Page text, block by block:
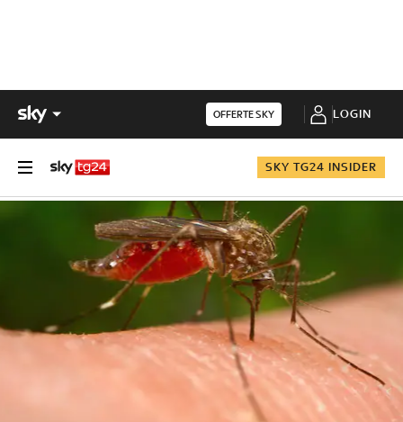
OFFERTE SKY LOGIN
SKY TG24 INSIDER